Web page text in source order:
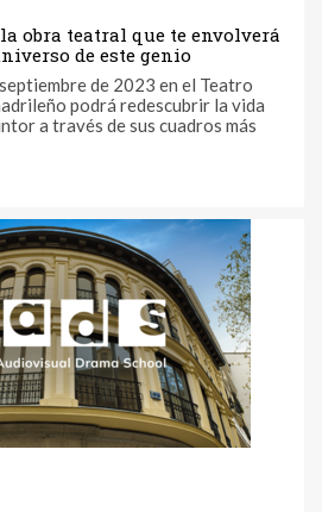
obra teatral que te envolverá
de este genio
de 2023 en el Teatro
podrá redescubrir la vida
a través de sus cuadros más